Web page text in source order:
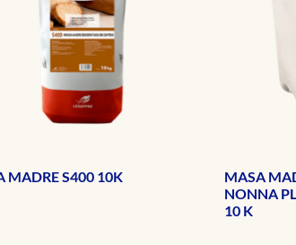
MADRE S400 10K
MASA
NONNA
10 K